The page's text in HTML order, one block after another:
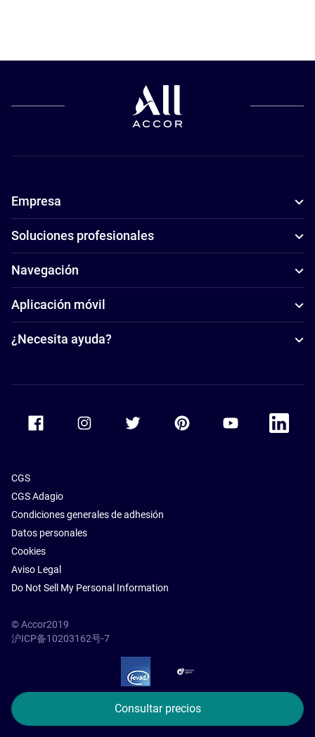
Consultar precios
Empresa
Soluciones profesionales
Navegación
Aplicación móvil
¿Necesita ayuda?
Accor Facebook Accor TwitterAccor PinterestAccor Youtube
Accor
CGS
CGS Adagio
Condiciones generales de adhesión
Datos personales
Cookies
Aviso Legal
Do Not Sell My Personal Information
© Accor2019
沪ICP备10203162号-7